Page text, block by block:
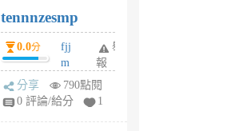
6
個
月
前
tennnzesmp
0.0分
fjj
m
w
rs
舉
報
分享
790點閱
0 評論/給分
1